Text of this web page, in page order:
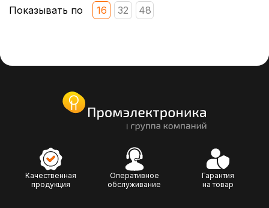
Показывать по 16 32 48
Качественная
продукция
Оперативное
обслуживание
Гарантия
на товар